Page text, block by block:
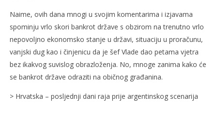
NOW VIEWING
Naime, ovih dana mnogi u svojim komentarima i izjavama
spominju vrlo skori bankrot države s obzirom na trenutno vrlo
nepovoljno ekonomsko stanje u državi, situaciju u proračunu,
vanjski dug kao i činjenicu da je šef Vlade dao petama vjetra
bez ikakvog suvislog obrazloženja. No, mnoge zanima kako će
se bankrot države odraziti na običnog građanina.
> Hrvatska – posljednji dani raja prije argentinskog scenarija